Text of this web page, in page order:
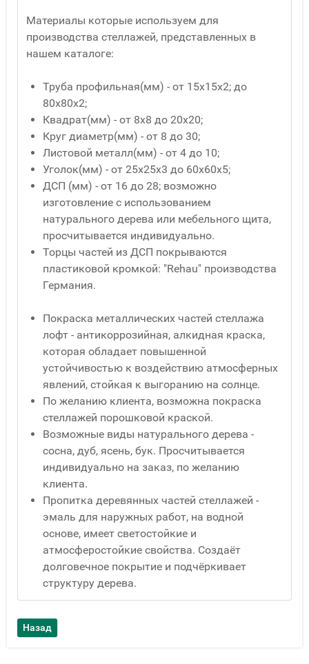
Материалы которые используем для
производства стеллажей, представленных в
нашем каталоге:
Труба профильная(мм) - от 15x15x2; до
80x80x2;
Квадрат(мм) - от 8x8 до 20x20;
Круг диаметр(мм) - от 8 до 30;
Листовой металл(мм) - от 4 до 10;
Уголок(мм) - от 25x25x3 до 60x60x5;
ДСП (мм) - от 16 до 28; возможно
изготовление с использованием
натурального дерева или мебельного щита,
просчитывается индивидуально.
Торцы частей из ДСП покрываются
пластиковой кромкой: "Rehau" производства
Германия.
Покраска металлических частей стеллажа
лофт - антикоррозийная, алкидная краска,
которая обладает повышенной
устойчивостью к воздействию атмосферных
явлений, стойкая к выгоранию на солнце.
По желанию клиента, возможна покраска
стеллажей порошковой краской.
Возможные виды натурального дерева -
сосна, дуб, ясень, бук. Просчитывается
индивидуально на заказ, по желанию
клиента.
Пропитка деревянных частей стеллажей -
эмаль для наружных работ, на водной
основе, имеет светостойкие и
атмосферостойкие свойства. Создаёт
долговечное покрытие и подчёркивает
структуру дерева.